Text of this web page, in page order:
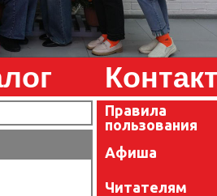
Правила
пользования
Афиша
Читателям